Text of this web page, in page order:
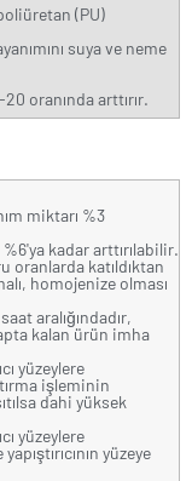
(PU)
suya ve neme
20 oranında arttırır.
miktarı %3
kadar arttırılabilir.
oranlarda katıldıktan
homojenize olması
aralığındadır,
kalan ürün imha
yüzeylere
işleminin
dahi yüksek
yüzeylere
yüzeye